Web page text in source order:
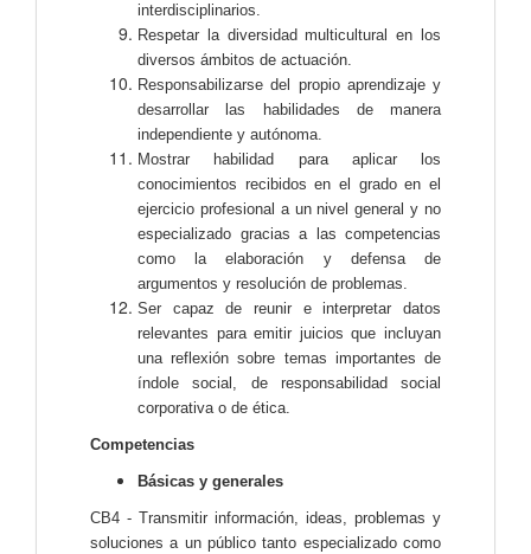
interdisciplinarios.
Respetar la diversidad multicultural en los
diversos ámbitos de actuación.
Responsabilizarse del propio aprendizaje y
desarrollar las habilidades de manera
independiente y autónoma.
Mostrar habilidad para aplicar los
conocimientos recibidos en el grado en el
ejercicio profesional a un nivel general y no
especializado gracias a las competencias
como la elaboración y defensa de
argumentos y resolución de problemas.
Ser capaz de reunir e interpretar datos
relevantes para emitir juicios que incluyan
una reflexión sobre temas importantes de
índole social, de responsabilidad social
corporativa o de ética.
Competencias
Básicas y generales
CB4 - Transmitir información, ideas, problemas y
soluciones a un público tanto especializado como